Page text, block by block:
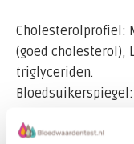
Ondersteun
Dankzij de
Bloedwaardentest
Cholesterolprofiel:
(goed cholesterol),
triglyceriden.
suikerstofwisseling